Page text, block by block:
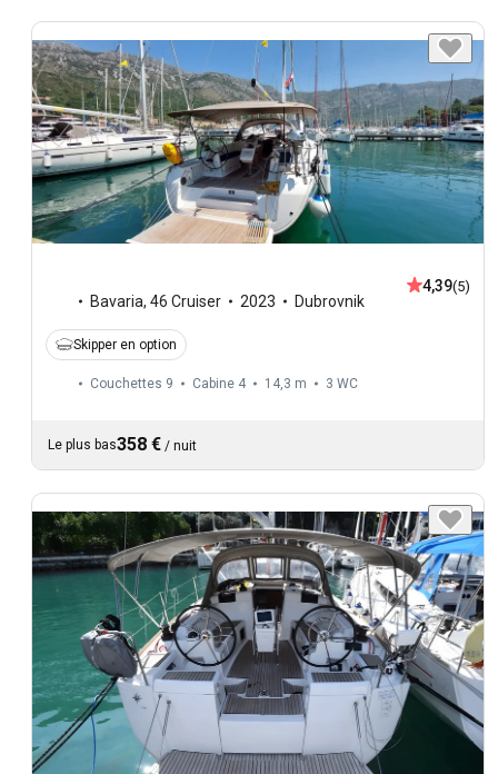
Bavaria, 46 Cruiser 2023 Dubrovnik
4,39(5)
Skipper en option
Couchettes 9 Cabine 4 14,3 m 3 WC
Le plus bas358 € / nuit